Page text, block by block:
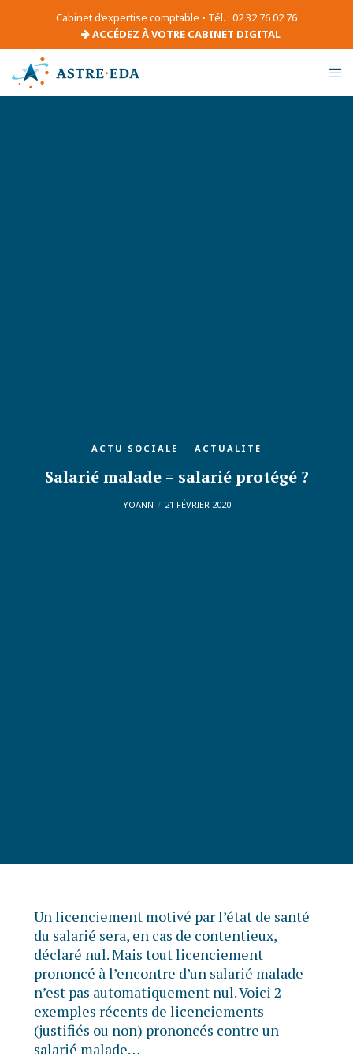
Cabinet d’expertise comptable • Tél. : 02 32 76 02 76
ACCÉDEZ À VOTRE CABINET DIGITAL
ACTU SOCIALE ACTUALITE
Salarié malade = salarié protégé ?
YOANN 21 FÉVRIER 2020
Un licenciement motivé par l’état de santé
du salarié sera, en cas de contentieux,
déclaré nul. Mais tout licenciement
prononcé à l’encontre d’un salarié malade
n’est pas automatiquement nul. Voici 2
exemples récents de licenciements
(justifiés ou non) prononcés contre un
salarié malade…